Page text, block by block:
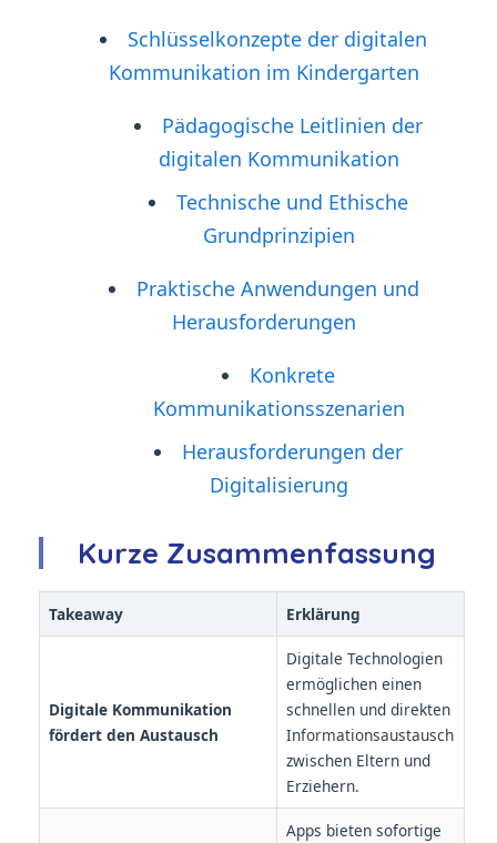
Schlüsselkonzepte der digitalen
Kommunikation im Kindergarten
Pädagogische Leitlinien der
digitalen Kommunikation
Technische und Ethische
Grundprinzipien
Praktische Anwendungen und
Herausforderungen
Konkrete
Kommunikationsszenarien
Herausforderungen der
Digitalisierung
Kurze Zusammenfassung
Takeaway Erklärung
Digitale Kommunikation
fördert den Austausch
Digitale Technologien
ermöglichen einen
schnellen und direkten
Informationsaustausch
zwischen Eltern und
Erziehern.
Apps bieten sofortige